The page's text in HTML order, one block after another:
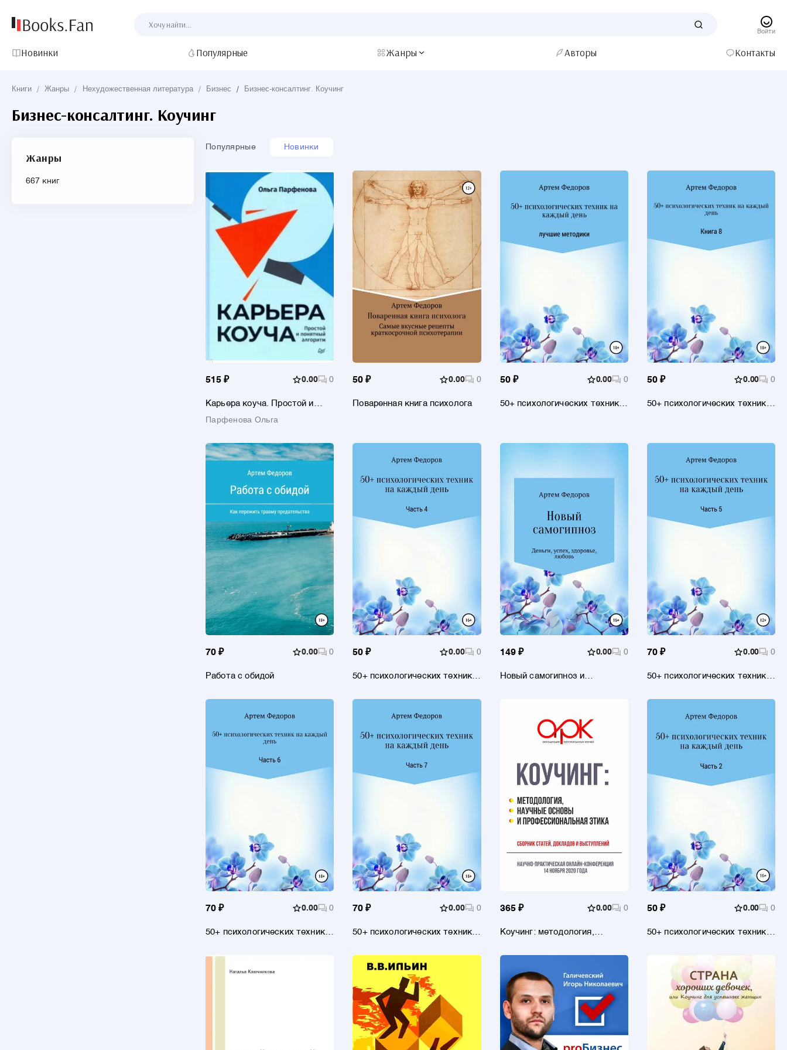
Войти
Новинки Популярные Жанры Авторы Контакты
Книги / Жанры / Нехудожественная литература / Бизнес / Бизнес-консалтинг. Коучинг
Бизнес-консалтинг. Коучинг
Жанры
667 книг
Популярные Новинки
515 ₽ 0.00 0
Карьера коуча. Простой и
Парфенова Ольга
50 ₽ 0.00 0
Поваренная книга психолога
50 ₽ 0.00 0
50+ психологических техник
50 ₽ 0.00 0
50+ психологических техник
70 ₽ 0.00 0
Работа с обидой
50 ₽ 0.00 0
50+ психологических техник
149 ₽ 0.00 0
Новый самогипноз и
70 ₽ 0.00 0
50+ психологических техник
70 ₽ 0.00 0
50+ психологических техник
70 ₽ 0.00 0
50+ психологических техник
365 ₽ 0.00 0
Коучинг: методология,
50 ₽ 0.00 0
50+ психологических техник